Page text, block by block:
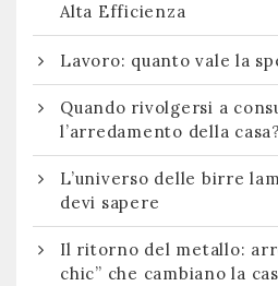
Alta Efficienza
Lavoro: quanto vale la
Quando rivolgersi a
l’arredamento della casa?
L’universo delle birre
devi sapere
Il ritorno del metallo:
chic” che cambiano la